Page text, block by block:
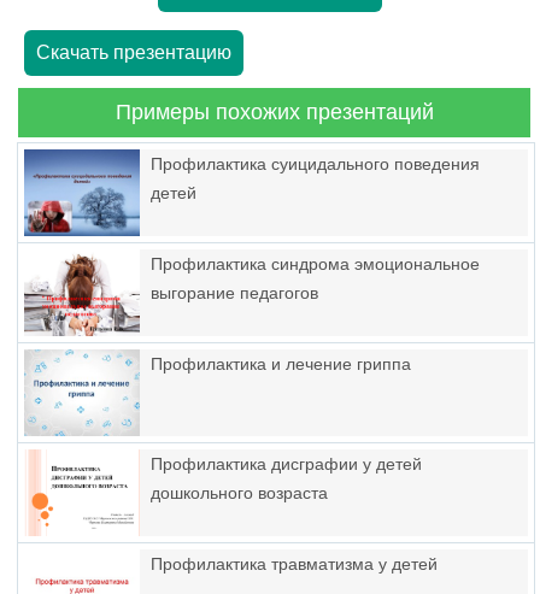
Скачать презентацию
Примеры похожих презентаций
Профилактика суицидального поведения
детей
Профилактика синдрома эмоциональное
выгорание педагогов
Профилактика и лечение гриппа
Профилактика дисграфии у детей
дошкольного возраста
Профилактика травматизма у детей